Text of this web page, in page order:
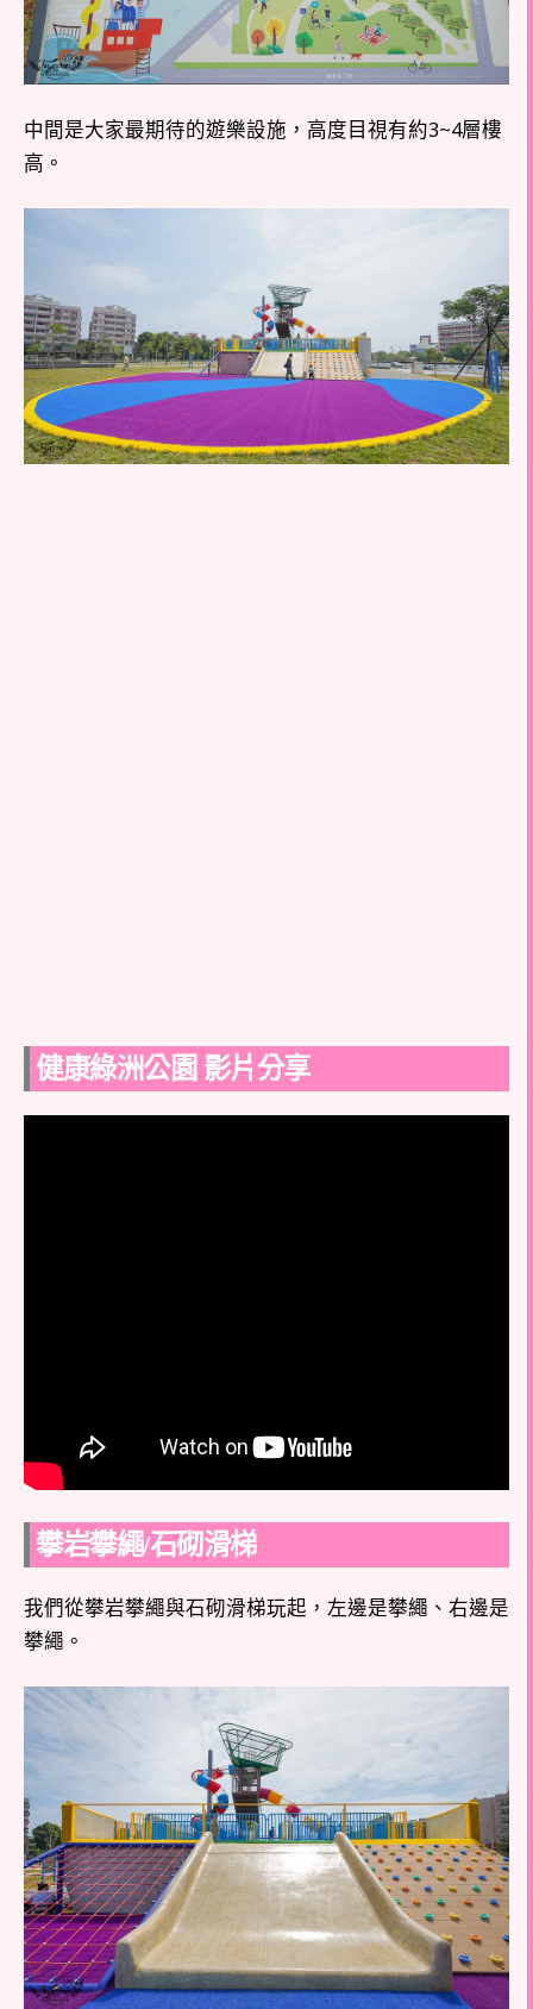
中間是大家最期待的遊樂設施，高度目視有約3~4層樓
高。
健康綠洲公園 影片分享
攀岩攀繩/石砌滑梯
我們從攀岩攀繩與石砌滑梯玩起，左邊是攀繩、右邊是
攀繩。